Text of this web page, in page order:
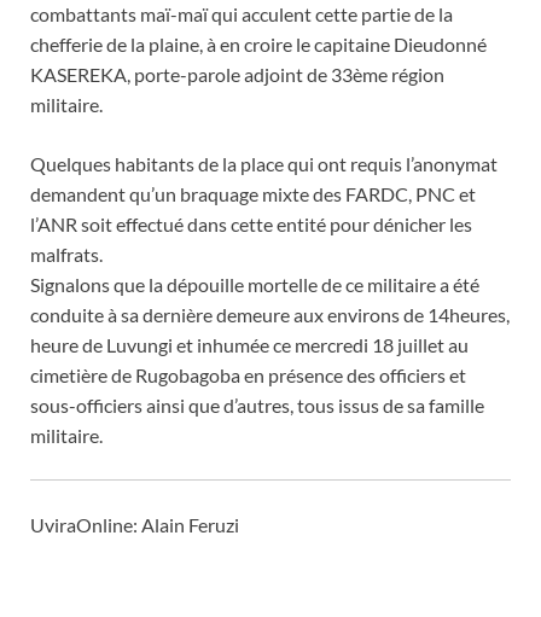
combattants maï-maï qui acculent cette partie de la
chefferie de la plaine, à en croire le capitaine Dieudonné
KASEREKA, porte-parole adjoint de 33ème région
militaire.
Quelques habitants de la place qui ont requis l’anonymat
demandent qu’un braquage mixte des FARDC, PNC et
l’ANR soit effectué dans cette entité pour dénicher les
malfrats.
Signalons que la dépouille mortelle de ce militaire a été
conduite à sa dernière demeure aux environs de 14heures,
heure de Luvungi et inhumée ce mercredi 18 juillet au
cimetière de Rugobagoba en présence des officiers et
sous-officiers ainsi que d’autres, tous issus de sa famille
militaire.
UviraOnline: Alain Feruzi